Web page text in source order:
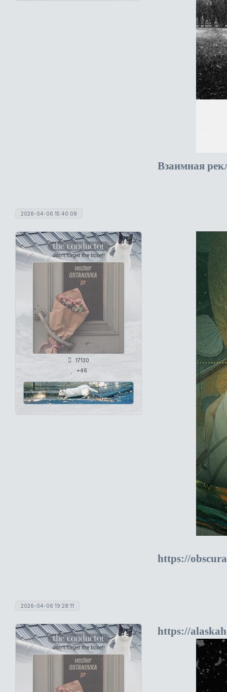
Взаимная
2026-04-06 15:40:08
the conductor
don't forget the ticket!
17130
+46
https://
2026-04-06 19:28:11
the conductor
don't forget the ticket!
https://